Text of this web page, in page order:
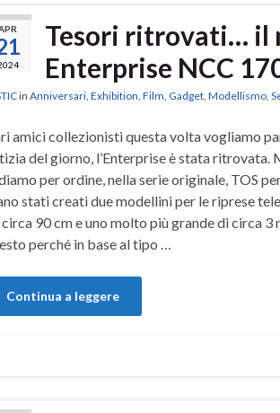
Tesori ritrovati… il
Enterprise NCC
in Anniversari, Exhibition, Film, Gadget, Modellismo,
amici collezionisti questa volta vogliamo
del giorno, l’Enterprise è stata ritrovata.
per ordine, nella serie originale, TOS
stati creati due modellini per le riprese
90 cm e uno molto più grande di circa 3
perché in base al tipo …
Continua a leggere